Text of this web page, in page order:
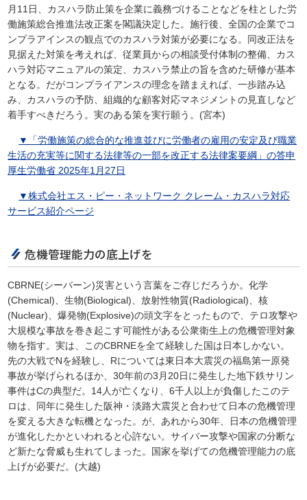
月11日、カスハラ防止策を企業に義務づけることなどを柱とした労
働施策総合推進法改正案を閣議決定した。施行後、全国の企業でコ
ンプラアインスの観点でのカスハラ対策が必要になる。同改正法を
見据えた対策を考えれば、従業員からの相談受付体制の整備、カス
ハラ対応マニュアルの策定、カスハラ禁止の旨を含めた研修が基本
となる。だがコンプライアンスの理念を踏まえれば、一歩踏み込
み、カスハラの予防、組織的な顧客対応マネジメントの見直しなど
着手すべきだろう。実のある策を実行願う。(宮本)
▼「労働施策の総合的な推進並びに労働者の雇用の安定及び職業
生活の充実等に関する法律等の一部を改正する法律案要綱」の答申
厚生労働省 2025年1月27日
▼株式会社エス・ピー・ネットワーク クレーム・カスハラ対応
サービス紹介ページ
危機管理能力の底上げを
CBRNE(シーバーン)災害という言葉をご存じだろうか。化学
(Chemical)、生物(Biological)、放射性物質(Radiological)、核
(Nuclear)、爆発物(Explosive)の頭文字をとったもので、テロ攻撃や
大規模な事故を巻き起こす可能性がある公衆衛生上の危機管理対象
物を指す。実は、このCBRNEを全て経験した国は日本しかない。
先の大戦でNを経験し、Rについては東日本大震災の福島第一原発
事故が挙げられるほか、30年前の3月20日に発生した地下鉄サリン
事件はCの典型だ。14人が亡くなり、6千人以上が負傷したこのテ
ロは、同年に発生した阪神・淡路大震災と合わせて日本の危機管理
を変える大きな転機となった。が、あれから30年、日本の危機管理
が進化したかといわれると心許ない。サイバー攻撃や国家の分断な
ど新たな脅威も生れてしまった。国家を挙げての危機管理能力の底
上げが必要だ。(大越)